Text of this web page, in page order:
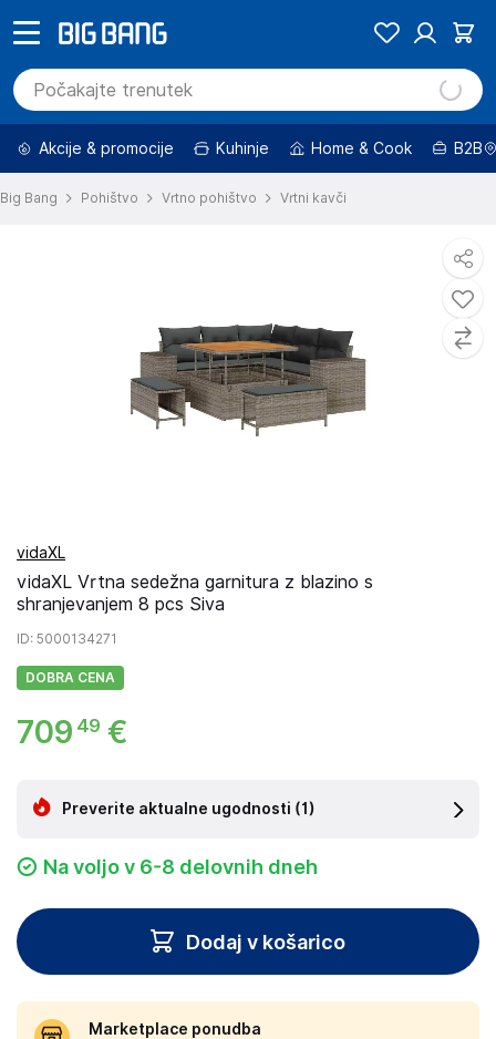
Akcije & promocije Kuhinje Home & Cook B2B
Big Bang Pohištvo Vrtno pohištvo Vrtni kavči
vidaXL
vidaXL Vrtna sedežna garnitura z blazino s
shranjevanjem 8 pcs Siva
ID: 5000134271
DOBRA CENA
709 49 €
Preverite aktualne ugodnosti (1)
Na voljo v 6-8 delovnih dneh
Dodaj v košarico
Marketplace ponudba